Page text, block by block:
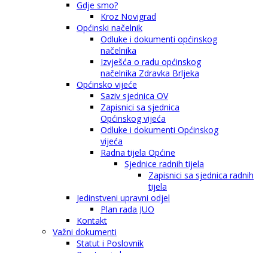
Gdje smo?
Kroz Novigrad
Općinski načelnik
Odluke i dokumenti općinskog
načelnika
Izvješća o radu općinskog
načelnika Zdravka Brljeka
Općinsko vijeće
Saziv sjednica OV
Zapisnici sa sjednica
Općinskog vijeća
Odluke i dokumenti Općinskog
vijeća
Radna tijela Općine
Sjednice radnih tijela
Zapisnici sa sjednica radnih
tijela
Jedinstveni upravni odjel
Plan rada JUO
Kontakt
Važni dokumenti
Statut i Poslovnik